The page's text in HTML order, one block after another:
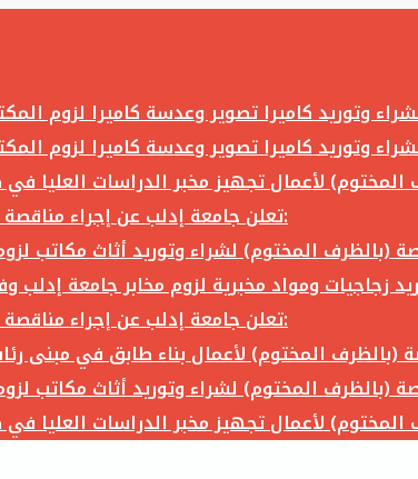
تعلن جامعة إدلب عن إجراء مناقصة (بالظرف المختوم) لشراء وتوريد ما يلي:
تعلن جامعة إدلب عن إجراء مناقصة (بالظرف المختوم) لشراء وتوريد ما يلي: